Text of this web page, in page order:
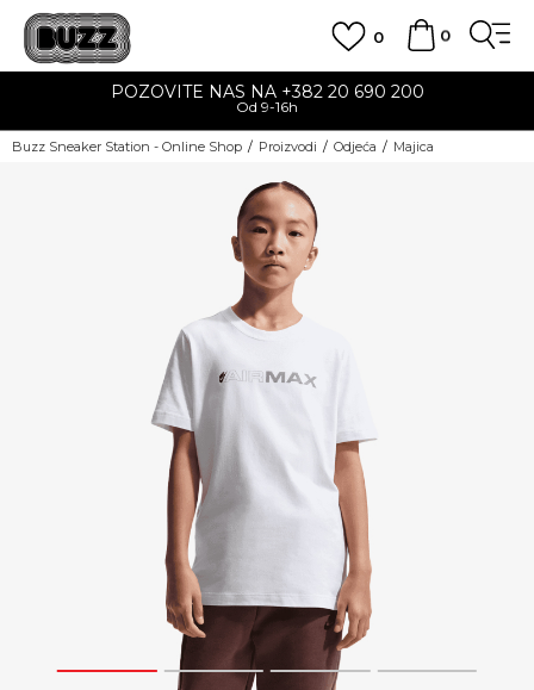
0
0
POZOVITE NAS NA +382 20 690 200
Od 9-16h
Buzz Sneaker Station - Online Shop Proizvodi Odjeća Majica
1 2 3 4